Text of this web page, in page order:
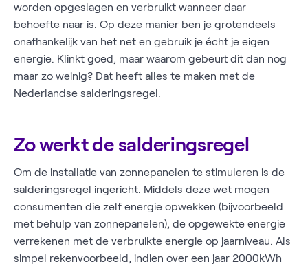
worden opgeslagen en verbruikt wanneer daar
behoefte naar is. Op deze manier ben je grotendeels
onafhankelijk van het net en gebruik je écht je eigen
energie. Klinkt goed, maar waarom gebeurt dit dan nog
maar zo weinig? Dat heeft alles te maken met de
Nederlandse salderingsregel.
Zo werkt de salderingsregel
Om de installatie van zonnepanelen te stimuleren is de
salderingsregel ingericht. Middels deze wet mogen
consumenten die zelf energie opwekken (bijvoorbeeld
met behulp van zonnepanelen), de opgewekte energie
verrekenen met de verbruikte energie op jaarniveau. Als
simpel rekenvoorbeeld, indien over een jaar 2000kWh